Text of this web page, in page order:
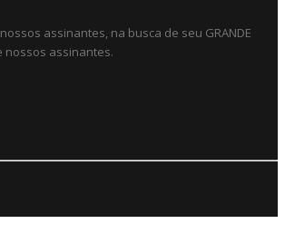
assinantes, na busca de seu GRANDE
nossos assinantes.